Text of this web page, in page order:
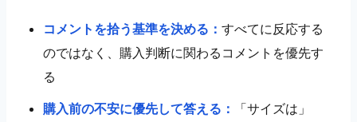
コメントを拾う基準を決める：すべてに反応する
のではなく、購入判断に関わるコメントを優先す
る
購入前の不安に優先して答える：
「サイズは」